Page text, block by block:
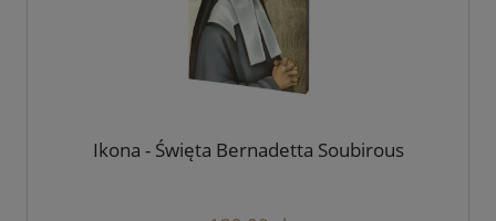
Ikona - Święta Bernadetta Soubirous